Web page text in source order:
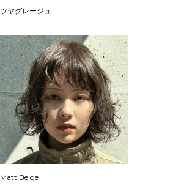
ツヤグレージュ
Matt Beige